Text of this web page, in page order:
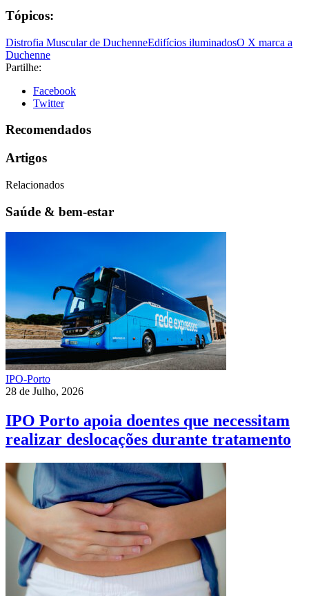
Tópicos:
Distrofia Muscular de DuchenneEdifícios iluminadosO X marca a
Duchenne
Partilhe:
Facebook
Twitter
Recomendados
Artigos
Relacionados
Saúde & bem-estar
IPO-Porto
28 de Julho, 2026
IPO Porto apoia doentes que necessitam
realizar deslocações durante tratamento